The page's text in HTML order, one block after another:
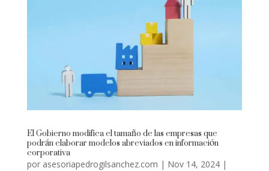
El Gobierno modifica el tamaño de las empresas que
podrán elaborar modelos abreviados en información
corporativa
por asesoriapedrogilsanchez.com | Nov 14, 2024|